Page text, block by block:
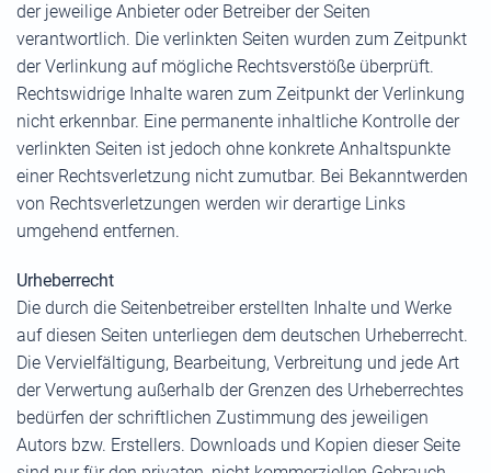
der jeweilige Anbieter oder Betreiber der Seiten
verantwortlich. Die verlinkten Seiten wurden zum Zeitpunkt
der Verlinkung auf mögliche Rechtsverstöße überprüft.
Rechtswidrige Inhalte waren zum Zeitpunkt der Verlinkung
nicht erkennbar. Eine permanente inhaltliche Kontrolle der
verlinkten Seiten ist jedoch ohne konkrete Anhaltspunkte
einer Rechtsverletzung nicht zumutbar. Bei Bekanntwerden
von Rechtsverletzungen werden wir derartige Links
umgehend entfernen.
Urheberrecht
Die durch die Seitenbetreiber erstellten Inhalte und Werke
auf diesen Seiten unterliegen dem deutschen Urheberrecht.
Die Vervielfältigung, Bearbeitung, Verbreitung und jede Art
der Verwertung außerhalb der Grenzen des Urheberrechtes
bedürfen der schriftlichen Zustimmung des jeweiligen
Autors bzw. Erstellers. Downloads und Kopien dieser Seite